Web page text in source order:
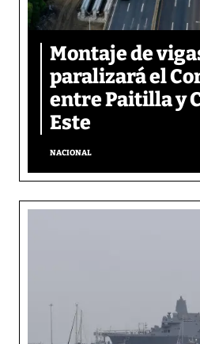
Montaje de
paralizará el
entre Paitilla y
Este
NACIONAL